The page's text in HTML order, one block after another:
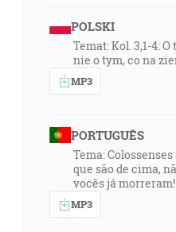
POLSKI
Temat: Kol. 3,1-4:
nie o tym, co na
MP3
PORTUGUÊS
Tema:
que são de cima,
vocês já morreram!
MP3